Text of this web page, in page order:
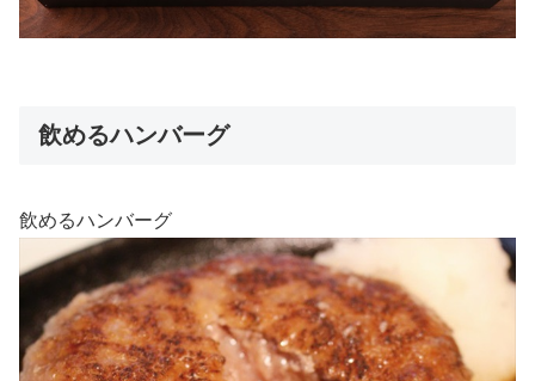
飲めるハンバーグ
飲めるハンバーグ